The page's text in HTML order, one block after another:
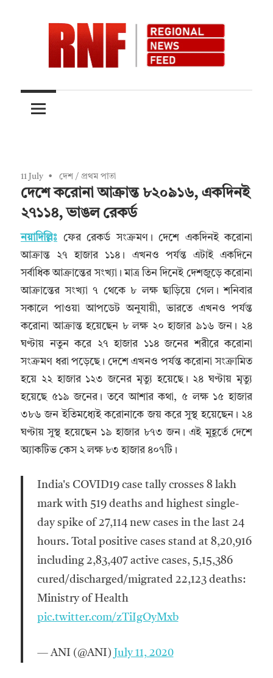
content
RNFnews.in
over
Quantity
11 July দেশ / প্রথম পাতা
দেশে করোনা আক্রান্ত ৮২০৯১৬, একদিনই
২৭১১৪, ভাঙল রেকর্ড
নয়াদিল্লিঃ ফের রেকর্ড সংক্রমণ। দেশে একদিনই করোনা
আক্রান্ত ২৭ হাজার ১১৪। এখনও পর্যন্ত এটাই একদিনে
সর্বাধিক আক্রান্তের সংখ্যা। মাত্র তিন দিনেই দেশজুড়ে করোনা
আক্রান্তের সংখ্যা ৭ থেকে ৮ লক্ষ ছাড়িয়ে গেল। শনিবার
সকালে পাওয়া আপডেট অনুযায়ী, ভারতে এখনও পর্যন্ত
করোনা আক্রান্ত হয়েছেন ৮ লক্ষ ২০ হাজার ৯১৬ জন। ২৪
ঘণ্টায় নতুন করে ২৭ হাজার ১১৪ জনের শরীরে করোনা
সংক্রমণ ধরা পড়েছে। দেশে এখনও পর্যন্ত করোনা সংক্রামিত
হয়ে ২২ হাজার ১২৩ জনের মৃত্যু হয়েছে। ২৪ ঘণ্টায় মৃত্যু
হয়েছে ৫১৯ জনের। তবে আশার কথা, ৫ লক্ষ ১৫ হাজার
৩৮৬ জন ইতিমধ্যেই করোনাকে জয় করে সুস্থ হয়েছেন। ২৪
ঘণ্টায় সুস্থ হয়েছেন ১৯ হাজার ৮৭৩ জন। এই মুহূর্তে দেশে
অ্যাকটিভ কেস ২ লক্ষ ৮৩ হাজার ৪০৭টি।
India's COVID19 case tally crosses 8 lakh
mark with 519 deaths and highest single-
day spike of 27,114 new cases in the last 24
hours. Total positive cases stand at 8,20,916
including 2,83,407 active cases, 5,15,386
cured/discharged/migrated 22,123 deaths:
Ministry of Health
pic.twitter.com/zTiIgOyMxb
— ANI (@ANI) July 11, 2020